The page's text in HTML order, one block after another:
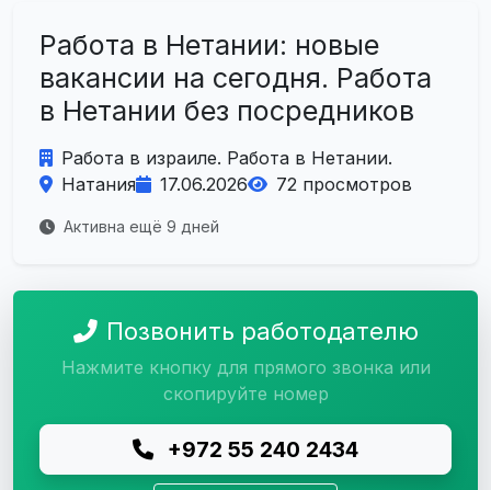
Работа в Нетании: новые
вакансии на сегодня. Работа
в Нетании без посредников
Работа в израиле. Работа в Нетании.
Натания
17.06.2026 72 просмотров
Активна ещё 9 дней
Позвонить работодателю
Нажмите кнопку для прямого звонка или
скопируйте номер
+972 55 240 2434